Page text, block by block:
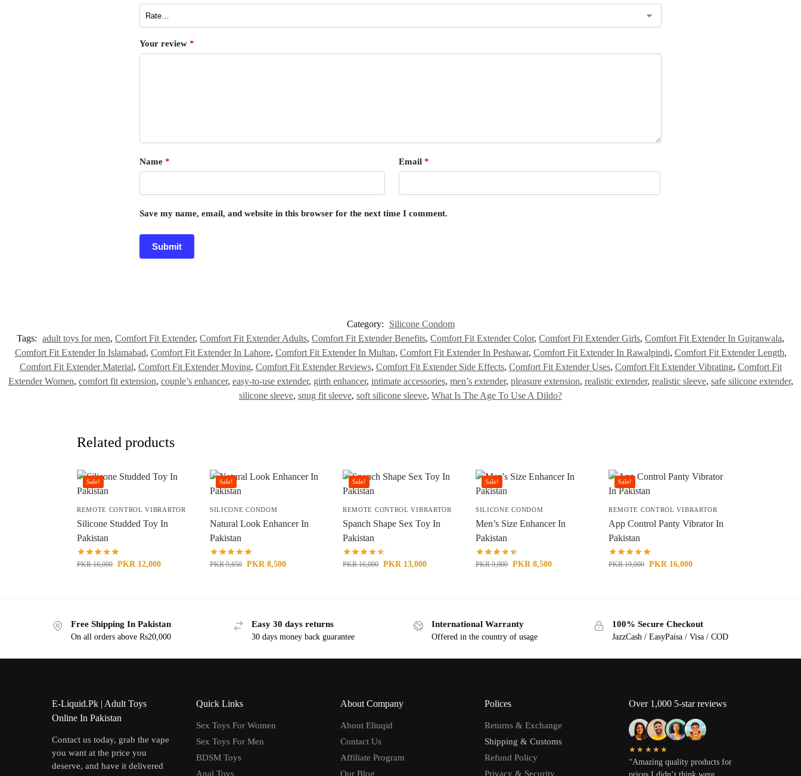
Your review *
Name * Email*
Save my name, email, and website in this browser for the next time I comment.
Category:
Silicone Condom
Tags: adult toys for men, Comfort Fit Extender, Comfort Fit Extender Adults, Comfort Fit Extender Benefits, Comfort Fit Extender Color, Comfort Fit Extender Girls, Comfort Fit Extender In Gujranwala,
Comfort Fit Extender In Islamabad, Comfort Fit Extender In Lahore, Comfort Fit Extender In Multan, Comfort Fit Extender In Peshawar, Comfort Fit Extender In Rawalpindi, Comfort Fit Extender Length,
Comfort Fit Extender Material, Comfort Fit Extender Moving, Comfort Fit Extender Reviews, Comfort Fit Extender Side Effects, Comfort Fit Extender Uses, Comfort Fit Extender Vibrating, Comfort Fit
Extender Women, comfort fit extension, couple’s enhancer, easy-to-use extender, girth enhancer, intimate accessories, men’s extender, pleasure extension, realistic extender, realistic sleeve, safe silicone extender,
silicone sleeve, snug fit sleeve, soft silicone sleeve, What Is The Age To Use A Dildo?
Related products
Sale!
REMOTE CONTROL VIBRARTOR
Silicone Studded Toy In
Pakistan
PKR16,000 PKR 12,000
Sale!
SILICONE CONDOM
Natural Look Enhancer In
Pakistan
PKR9,850 PKR 8,500
Sale!
REMOTE CONTROL VIBRARTOR
Spanch Shape Sex Toy In
Pakistan
PKR16,000 PKR 13,000
Sale!
SILICONE CONDOM
Men’s Size Enhancer In
Pakistan
PKR9,000 PKR 8,500
Sale!
REMOTE CONTROL VIBRARTOR
App Control Panty Vibrator In
Pakistan
PKR19,000 PKR 16,000
Free Shipping In Pakistan
On all orders above Rs20,000
Easy 30 days returns
30 days money back guarantee
International Warranty
Offered in the country of usage
100% Secure Checkout
JazzCash / EasyPaisa / Visa / COD
E-Liquid.Pk | Adult Toys
Online In Pakistan
Contact us today, grab the vape
you want at the price you
deserve, and have it delivered
Quick Links
Sex Toys For Women
Sex Toys For Men
BDSM Toys
Anal Toys
About Company
About Eliuqid
Contact Us
Affiliate Program
Our Blog
Polices
Returns & Exchange
Shipping & Customs
Refund Policy
Privacy & Security
Over 1,000 5-star reviews
★★★★★
“Amazing quality products for